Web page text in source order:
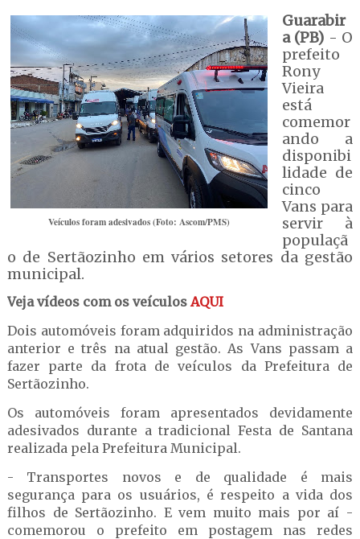
Veículos foram adesivados (Foto: Ascom/PMS)
Guarabir
a (PB) - O
prefeito
Rony
Vieira
está
comemor
ando a
disponibi
lidade de
cinco
Vans para
servir à
populaçã
o de Sertãozinho em vários setores da gestão
municipal.
Veja vídeos com os veículosAQUI
Dois automóveis foram adquiridos na administração
anterior e três na atual gestão. As Vans passam a
fazer parte da frota de veículos da Prefeitura de
Sertãozinho.
Os automóveis foram apresentados devidamente
adesivados durante a tradicional Festa de Santana
realizada pela Prefeitura Municipal.
- Transportes novos e de qualidade é mais
segurança para os usuários, é respeito a vida dos
filhos de Sertãozinho. E vem muito mais por aí -
comemorou o prefeito em postagem nas redes